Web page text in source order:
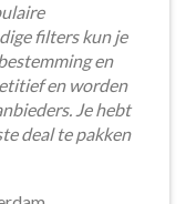
filters kun je
en
en worden
Je hebt
deal te pakken